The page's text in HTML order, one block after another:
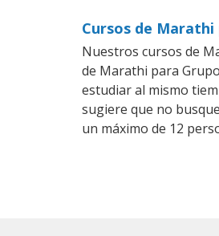
Cursos de
Nuestros cursos de
de Marathi para
estudiar al mismo
sugiere que no
un máximo de 12